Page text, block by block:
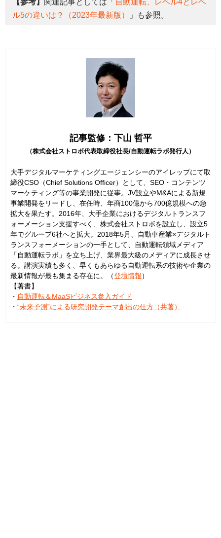
ル5の違いは？（2023年最新版）
」も参照。
記事監修：下山 哲平
（株式会社ストロボ代表取締役社長/自動運転ラボ発行人）
大手デジタルマーケティングエージェンシーのアイレップにて取
締役CSO（Chief Solutions Officer）として、SEO・コンテンツ
マーケティング等の事業開発に従事。JV設立やM&Aによる新規
事業開発をリードし、在任時、年商100億から700億規模への急
拡大を果たす。2016年、大手企業におけるデジタルトランスフ
ォーメーション支援すべく、株式会社ストロボを設立し、設立5
年でグループ6社へと拡大。2018年5月、自動車産業×デジタルト
ランスフォーメーションの一手として、自動運転領域メディア
「自動運転ラボ」を立ち上げ、業界最大級のメディアに成長させ
る。講演実績も多く、早くもあらゆる自動運転系の技術や企業の
最新情報が最も集まる存在に。（登壇情報）
【著書】
・ 自動運転＆MaaSビジネス参入ガイド
・ “未来予測”による研究開発テーマ創出の仕方（共著）